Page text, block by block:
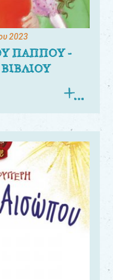
2023
ΠΑΠΠΟΥ -